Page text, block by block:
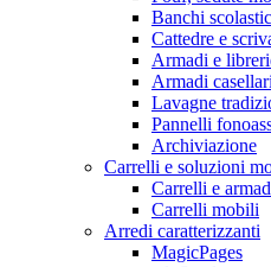
Banchi
Cattedre e
Armadi e
Armadi
Lavagne
Pannelli
Archiviazione
Carrelli e soluzioni
Carrelli e
Carrelli mobili
Arredi caratterizzanti
MagicPages